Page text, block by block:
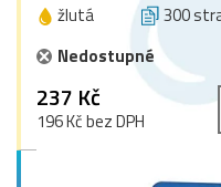
žlutá 300
Nedostupné
237 Kč
196 Kč bez DPH